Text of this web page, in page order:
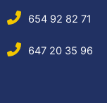
654 92 82 71
647 20 35 96